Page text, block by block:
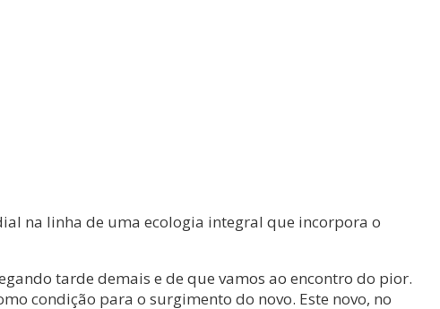
na linha de uma ecologia integral que incorpora o
tarde demais e de que vamos ao encontro do pior.
condição para o surgimento do novo. Este novo, no